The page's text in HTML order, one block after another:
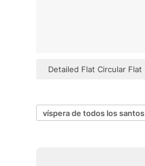
Detailed Flat Circular Flat
víspera de todos los santos